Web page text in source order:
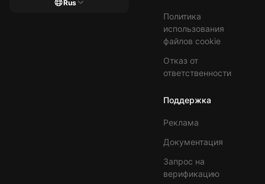
Rus
Политика
использования
файлов cookie
Отказ от
ответственности
Поддержка
Реклама
Документация
Запрос на
верификацию